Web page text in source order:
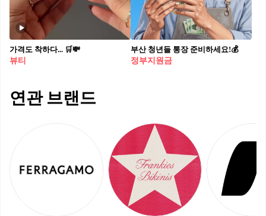
가격도 착하다... 🛒💸
뷰티
부산 청년들 통장 준비하세요!💰
정부지원금
연관 브랜드